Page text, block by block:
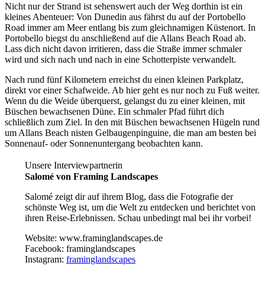
Nicht nur der Strand ist sehenswert auch der Weg dorthin ist ein
kleines Abenteuer: Von Dunedin aus fährst du auf der Portobello
Road immer am Meer entlang bis zum gleichnamigen Küstenort. In
Portobello biegst du anschließend auf die Allans Beach Road ab.
Lass dich nicht davon irritieren, dass die Straße immer schmaler
wird und sich nach und nach in eine Schotterpiste verwandelt.
Nach rund fünf Kilometern erreichst du einen kleinen Parkplatz,
direkt vor einer Schafweide. Ab hier geht es nur noch zu Fuß weiter.
Wenn du die Weide überquerst, gelangst du zu einer kleinen, mit
Büschen bewachsenen Düne. Ein schmaler Pfad führt dich
schließlich zum Ziel. In den mit Büschen bewachsenen Hügeln rund
um Allans Beach nisten Gelbaugenpinguine, die man am besten bei
Sonnenauf- oder Sonnenuntergang beobachten kann.
Unsere Interviewpartnerin
Salomé von Framing Landscapes
Salomé zeigt dir auf ihrem Blog, dass die Fotografie der
schönste Weg ist, um die Welt zu entdecken und berichtet von
ihren Reise-Erlebnissen. Schau unbedingt mal bei ihr vorbei!
Website: www.framinglandscapes.de
Facebook: framinglandscapes
Instagram: framinglandscapes